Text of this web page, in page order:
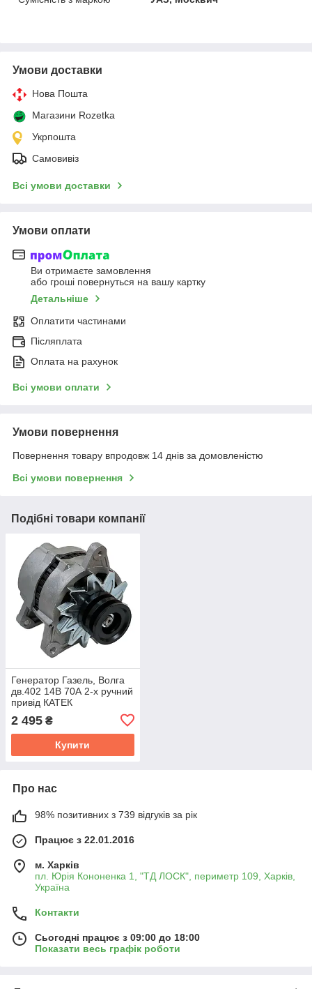
Умови доставки
Нова Пошта
Магазини Rozetka
Укрпошта
Самовивіз
Всі умови доставки
Умови оплати
Ви отримаєте замовлення
або гроші повернуться на вашу картку
Детальніше
Оплатити частинами
Післяплата
Оплата на рахунок
Всі умови оплати
Умови повернення
Повернення товару впродовж 14 днів за домовленістю
Всі умови повернення
Подібні товари компанії
Генератор Газель, Волга
дв.402 14В 70А 2-х ручний
привід КАТЕК
2 495 ₴
Купити
Про нас
98% позитивних з 739 відгуків за рік
Працює з 22.01.2016
м. Харків
пл. Юрія Кононенка 1, "ТД ЛОСК", периметр 109, Харків,
Україна
Контакти
Сьогодні працює з 09:00 до 18:00
Показати весь графік роботи